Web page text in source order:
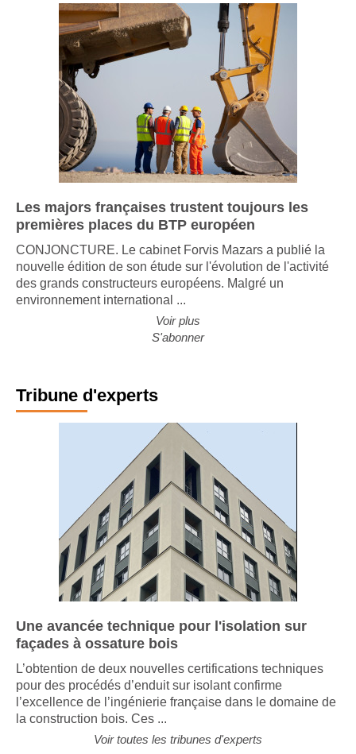
Les majors françaises trustent toujours les
premières places du BTP européen
CONJONCTURE. Le cabinet Forvis Mazars a publié la
nouvelle édition de son étude sur l'évolution de l'activité
des grands constructeurs européens. Malgré un
environnement international ...
Voir plus
S'abonner
Tribune d'experts
Une avancée technique pour l'isolation sur
façades à ossature bois
L’obtention de deux nouvelles certifications techniques
pour des procédés d’enduit sur isolant confirme
l’excellence de l’ingénierie française dans le domaine de
la construction bois. Ces ...
Voir toutes les tribunes d'experts